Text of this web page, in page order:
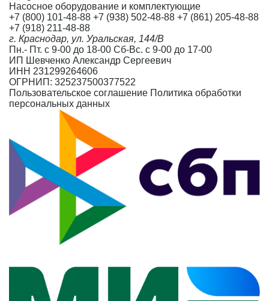
Насосное оборудование и комплектующие
+7 (800) 101-48-88 +7 (938) 502-48-88 +7 (861) 205-48-88
+7 (918) 211-48-88
г. Краснодар, ул. Уральская, 144/В
Пн.- Пт. с 9-00 до 18-00 Сб-Вс. с 9-00 до 17-00
ИП Шевченко Александр Сергеевич
ИНН 231299264606
ОГРНИП: 325237500377522
Пользовательское соглашение Политика обработки
персональных данных